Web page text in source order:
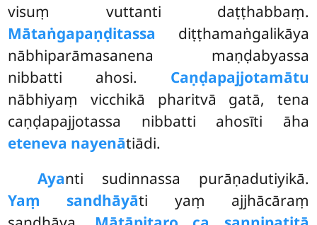
visuṃ vuttanti daṭṭhabbaṃ.
Mātaṅgapaṇḍitassa diṭṭhamaṅgalikāya
nābhiparāmasanena maṇḍabyassa
nibbatti ahosi. Caṇḍapajjotamātu
nābhiyaṃ vicchikā pharitvā gatā, tena
caṇḍapajjotassa nibbatti ahosīti āha
eteneva nayenātiādi.
Ayanti sudinnassa purāṇadutiyikā.
Yaṃ sandhāyāti yaṃ ajjhācāraṃ